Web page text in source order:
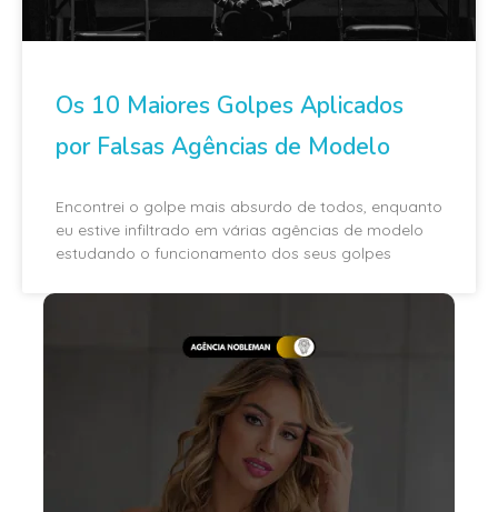
Os 10 Maiores Golpes Aplicados
por Falsas Agências de Modelo
Encontrei o golpe mais absurdo de todos, enquanto
eu estive infiltrado em várias agências de modelo
estudando o funcionamento dos seus golpes